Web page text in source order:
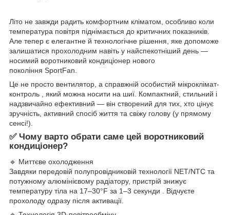
Літо не завжди радить комфортним кліматом, особливо коли
температура повітря піднімається до критичних показників.
Але тепер є елегантне й технологічне рішення, яке допоможе
залишатися прохолодним навіть у найспекотніший день —
носимий воротниковий кондиціонер нового
покоління SportFan.
Це не просто вентилятор, а справжній особистий мікроклімат-
контроль , який можна носити на шиї. Компактний, стильний і
надзвичайно ефективний — він створений для тих, хто цінує
зручність, активний спосіб життя та свіжу голову (у прямому
сенсі!).
✅ Чому варто обрати саме цей воротниковий
кондиціонер?
🔹 Миттєве охолодження
Завдяки передовій полупровідниковій технології NET/NTC та
потужному алюмінієвому радіатору, пристрій знижує
температуру тіла на 17–30°F за 1–3 секунди . Відчуєте
прохолоду одразу після активації.